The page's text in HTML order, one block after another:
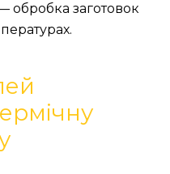
обробка заготовок